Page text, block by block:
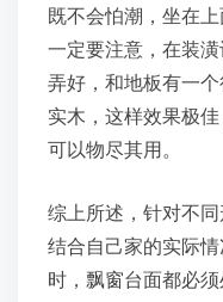
既不会怕潮，坐在
一定要注意，在装
弄好，和地板有一
实木，这样效果极
可以物尽其用。
综上所述，针对不
结合自己家的实际
时，飘窗台面都必须